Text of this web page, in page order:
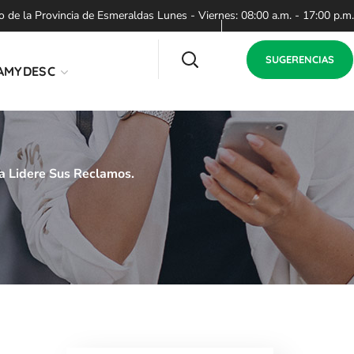
la Provincia de Esmeraldas Lunes - Viernes: 08:00 a.m. - 17:00 p.m.
SUGERENCIAS
Lidere Sus Reclamos.